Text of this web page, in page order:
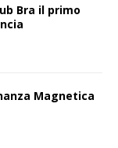
Bra il primo
Magnetica